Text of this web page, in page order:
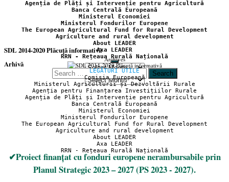
Agenția de Plăți și Intervenție pentru Agricultură
Banca Centrală Europeană
Ministerul Economiei
Ministerul Fondurilor Europene
The European Agricultural Fund for Rural Development
Agriculture and rural development
About LEADER
Axa LEADER
RRN - Rețeaua Rurală Națională
Archives
SDL 2014-2020 Plăcuță informativă
Arhivă
Arhivă
Search
for:
LEGĂTURI UTILE
Comisia Europeană
Ministerul Agriculturii și Dezvoltării Rurale
Agenția pentru Finanțarea Investițiilor Rurale
Agenția de Plăți și Intervenție pentru Agricultură
Banca Centrală Europeană
Ministerul Economiei
Ministerul Fondurilor Europene
The European Agricultural Fund for Rural Development
Agriculture and rural development
About LEADER
Axa LEADER
RRN - Rețeaua Rurală Națională
✔Proiect finanțat cu fonduri europene nerambursabile prin
Planul Strategic 2023 – 2027 (PS 2023 - 2027).